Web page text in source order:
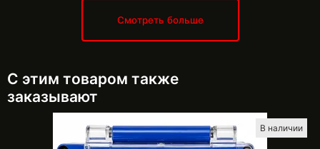
Смотреть больше
С этим товаром также
заказывают
В наличии